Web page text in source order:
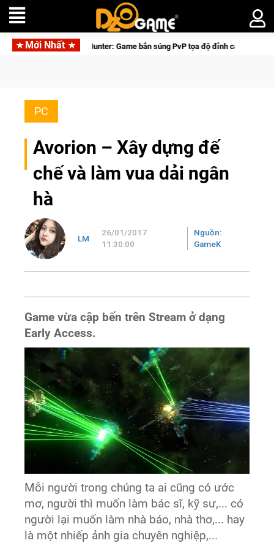
Mới Nhất
Medal Hunter: Game bắn súng PvP tọa độ đỉnh cao đưa bạn vào các chiến
PC
Avorion – Xây dựng đế
chế và làm vua dải ngân
hà
LM
26/01/2017
11:30:00
Nguồn:
GameK
Game vừa cập bến trên Stream ở dạng
Early Access.
Mỗi người trong chúng ta ai cũng có ước
mơ, người thì muốn làm bác sĩ, kỹ sư,... có
người lại muốn làm nhà báo, nhà thơ,... hay
là một nhiếp ảnh gia chuyên nghiệp,...